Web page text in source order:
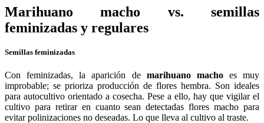
Marihuano macho vs. semillas
feminizadas y regulares
Semillas feminizadas
Con feminizadas, la aparición de marihuano machoes muy
improbable; se prioriza producción de flores hembra. Son ideales
para autocultivo orientado a cosecha. Pese a ello, hay que vigilar el
cultivo para retirar en cuanto sean detectadas flores macho para
evitar polinizaciones no deseadas. Lo que lleva al cultivo al traste.